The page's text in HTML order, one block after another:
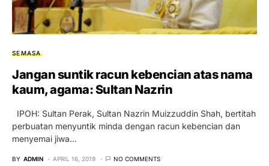
SEMASA
Jangan suntik racun kebencian atas nama
kaum, agama: Sultan Nazrin
IPOH: Sultan Perak, Sultan Nazrin Muizzuddin Shah, bertitah
perbuatan menyuntik minda dengan racun kebencian dan
menyemai jiwa…
BY ADMIN APRIL 16, 2019 NO COMMENTS